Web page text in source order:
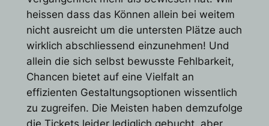
heissen dass das Können allein bei weitem
nicht ausreicht um die untersten Plätze auch
wirklich abschliessend einzunehmen! Und
allein die sich selbst bewusste Fehlbarkeit,
Chancen bietet auf eine Vielfalt an
effizienten Gestaltungsoptionen wissentlich
zu zugreifen. Die Meisten haben demzufolge
die Tickets leider lediglich gebucht, aber